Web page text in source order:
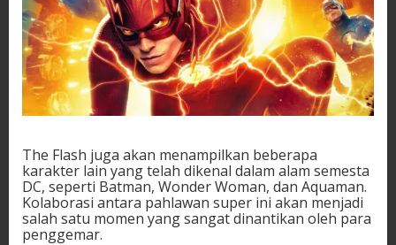
The Flash juga akan menampilkan beberapa
karakter lain yang telah dikenal dalam alam semesta
DC, seperti Batman, Wonder Woman, dan Aquaman.
Kolaborasi antara pahlawan super ini akan menjadi
salah satu momen yang sangat dinantikan oleh para
penggemar.